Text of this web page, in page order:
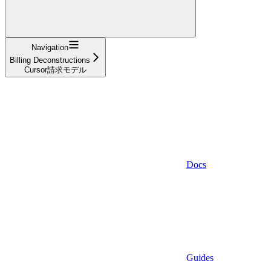
Navigation
Billing Deconstructions
Cursor請求モデル
Docs
Guides